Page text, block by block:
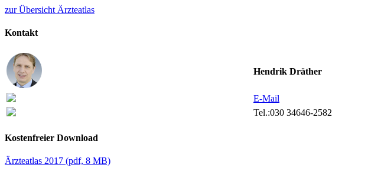
zur Übersicht Ärzteatlas
Kontakt
Hendrik Dräther
E-Mail
Tel.:030 34646-2582
Kostenfreier Download
Ärzteatlas 2017 (pdf, 8 MB)